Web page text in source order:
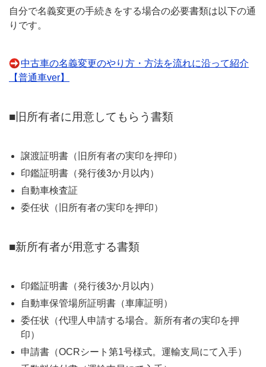
自分で名義変更の手続きをする場合の必要書類は以下の通
りです。
中古車の名義変更のやり方・方法を流れに沿って紹介
【普通車ver】
■旧所有者に用意してもらう書類
譲渡証明書（旧所有者の実印を押印）
印鑑証明書（発行後3か月以内）
自動車検査証
委任状（旧所有者の実印を押印）
■新所有者が用意する書類
印鑑証明書（発行後3か月以内）
自動車保管場所証明書（車庫証明）
委任状（代理人申請する場合。新所有者の実印を押
印）
申請書（OCRシート第1号様式。運輸支局にて入手）